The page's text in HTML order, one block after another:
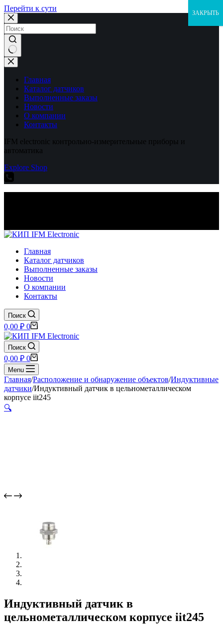
Перейти к сути
Ничего
не
найденоГлавная
Каталог датчиков
Выполненные заказы
Новости
О компании
Контакты
IFM electronic контрольно-измерительные приборы и
автоматика
Explore Shop
Главная
Каталог датчиков
Выполненные заказы
Новости
О компании
Контакты
Поиск
Корзина
0,00 ₽ 0
Поиск
Корзина
0,00 ₽ 0
Menu
Главная/Расположение и обнаружение объектов/Индуктивные
датчики/Индуктивный датчик в цельнометаллическом
корпусе iit245
🔍
Индуктивный датчик в
цельнометаллическом корпусе iit245
ЗАКРЫТЬ